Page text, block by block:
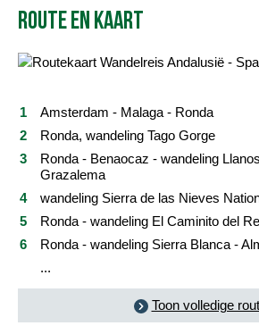
Vertrekdata/
Reviews
Praktische
FAQ
Foto's en video
Reis boeken
Route en kaart
Amsterdam - Malaga - Ronda
Ronda, wandeling Tago Gorge
Ronda - Benaocaz - wandeling
Grazalema
wandeling Sierra de las Nieves
Ronda - wandeling El Caminito del
Ronda - wandeling Sierra Blanca -
...
Toon volledige